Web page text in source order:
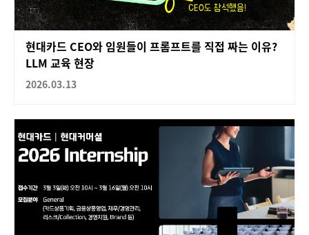
현대카드 CEO와 임원들이 프롬프트를 직접 짜는 이유?
LLM 교육 현장
2026.03.13